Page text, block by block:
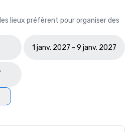
lieux préfèrent pour organiser des
1 janv. 2027 - 9 janv. 2027